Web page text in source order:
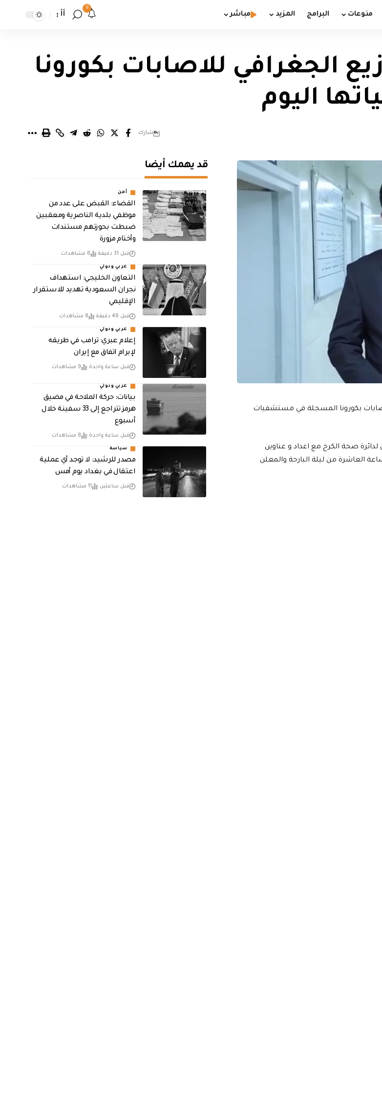
منوعات البرامج المزيد مباشر
9
أأ
الجغرافي للاصابات بكورونا
اليوم
شارك
بكورونا المسجلة في مستشفيات
صحة الكرخ مع اعداد و عناوين
العاشرة من ليلة البارحة والمعلن
قد يهمك أيضا
أمن
القضاء: القبض على عدد من
موظفي بلدية الناصرية ومعقبين
ضبطت بحوزتهم مستندات
وأختام مزورة
قبل 31 دقيقة 8 مشاهدات
عربي ودولي
التعاون الخليجي: استهداف
نجران السعودية تهديد للاستقرار
الإقليمي
قبل 48 دقيقة 8 مشاهدات
عربي ودولي
إعلام عبري: ترامب في طريقه
لإبرام اتفاق مع إيران
قبل ساعة واحدة 9 مشاهدات
عربي ودولي
بيانات: حركة الملاحة في مضيق
هرمز تتراجع إلى 33 سفينة خلال
أسبوع
قبل ساعة واحدة 8 مشاهدات
سياسة
مصدر للرشيد: لا توجد أي عملية
اعتقال في بغداد يوم أمس
قبل ساعتين 11 مشاهدات